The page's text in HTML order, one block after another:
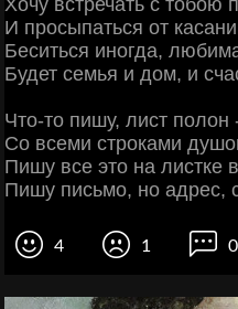
И просыпаться от
Беситься иногда,
Будет семья и дом, и
Что-то пишу, лист полон
Со всеми строками
Пишу все это на листке
Пишу письмо, но адрес,
4 1 0